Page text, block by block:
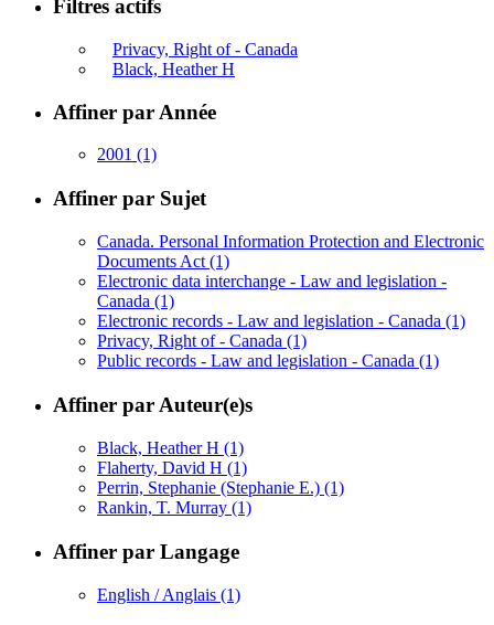
Filtres actifs
Privacy, Right of - Canada
Black, Heather H
Affiner par Année
2001 (1)
Affiner par Sujet
Canada. Personal Information Protection and Electronic
Documents Act (1)
Electronic data interchange - Law and legislation -
Canada (1)
Electronic records - Law and legislation - Canada (1)
Privacy, Right of - Canada (1)
Public records - Law and legislation - Canada (1)
Affiner par Auteur(e)s
Black, Heather H (1)
Flaherty, David H (1)
Perrin, Stephanie (Stephanie E.) (1)
Rankin, T. Murray (1)
Affiner par Langage
English / Anglais (1)